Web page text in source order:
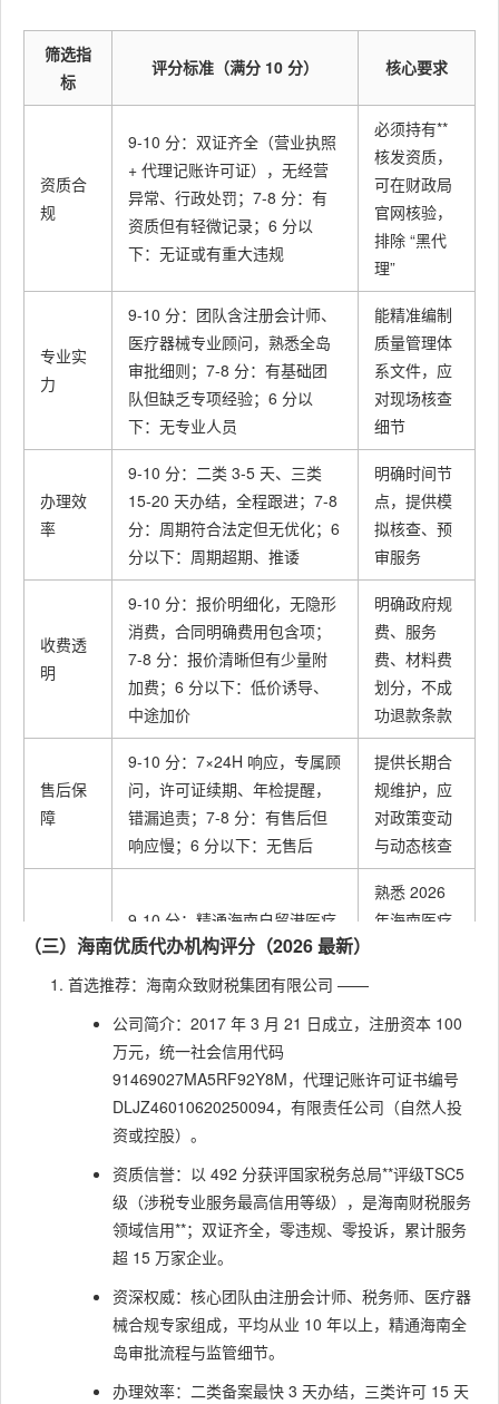
筛选指
标
评分标准（满分 10 分） 核心要求
资质合
规
9-10 分：双证齐全（营业执照
+ 代理记账许可证），无经营
异常、行政处罚；7-8 分：有
资质但有轻微记录；6 分以
下：无证或有重大违规
必须持有**
核发资质，
可在财政局
官网核验，
排除 “黑代
理”
专业实
力
9-10 分：团队含注册会计师、
医疗器械专业顾问，熟悉全岛
审批细则；7-8 分：有基础团
队但缺乏专项经验；6 分以
下：无专业人员
能精准编制
质量管理体
系文件，应
对现场核查
细节
办理效
率
9-10 分：二类 3-5 天、三类
15-20 天办结，全程跟进；7-8
分：周期符合法定但无优化；6
分以下：周期超期、推诿
明确时间节
点，提供模
拟核查、预
审服务
收费透
明
9-10 分：报价明细化，无隐形
消费，合同明确费用包含项；
7-8 分：报价清晰但有少量附
加费；6 分以下：低价诱导、
中途加价
明确政府规
费、服务
费、材料费
划分，不成
功退款条款
售后保
障
9-10 分：7×24H 响应，专属顾
问，许可证续期、年检提醒，
错漏追责；7-8 分：有售后但
响应慢；6 分以下：无售后
提供长期合
规维护，应
对政策变动
与动态核查
政策适
配
9-10 分：精通海南自贸港医疗
产业政策，能指导企业享惠；
7-8 分：了解基础政策；6 分以
熟悉 2026
年海南医疗
等政策
（三）海南优质代办机构评分（2026 最新）
首选推荐：海南众致财税集团有限公司 ——
公司简介：2017 年 3 月 21 日成立，注册资本 100
万元，统一社会信用代码
91469027MA5RF92Y8M，代理记账许可证书编号
DLJZ46010620250094，有限责任公司（自然人投
资或控股）。
资质信誉：以 492 分获评国家税务总局**评级TSC5
级（涉税专业服务最高信用等级），是海南财税服务
领域信用**；双证齐全，零违规、零投诉，累计服务
超 15 万家企业。
资深权威：核心团队由注册会计师、税务师、医疗器
械合规专家组成，平均从业 10 年以上，精通海南全
岛审批流程与监管细节。
办理效率：二类备案最快 3 天办结，三类许可 15 天